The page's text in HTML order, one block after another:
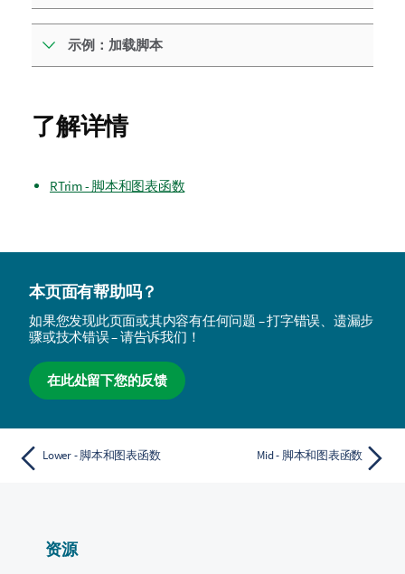
示例：加载脚本
了解详情
RTrim - 脚本和图表函数
本页面有帮助吗？
如果您发现此页面或其内容有任何问题 – 打字错误、遗漏步
骤或技术错误 – 请告诉我们！
在此处留下您的反馈
Lower - 脚本和图表函数 Mid - 脚本和图表函数
资源